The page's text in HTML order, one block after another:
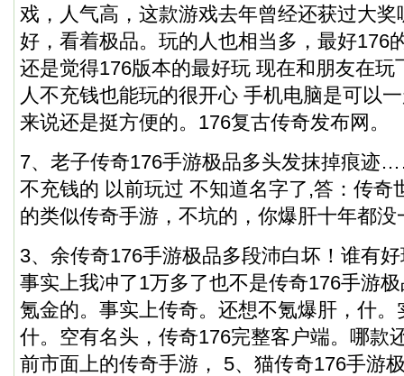
戏，人气高，这款游戏去年曾经还获过大
好，看着极品。玩的人也相当多，最好176
还是觉得176版本的最好玩 现在和朋友在玩
人不充钱也能玩的很开心 手机电脑是可以
来说还是挺方便的。176复古传奇发布网。
7、老子传奇176手游极品多头发抹掉痕迹
不充钱的 以前玩过 不知道名字了,答：传奇
的类似传奇手游，不坑的，你爆肝十年都
3、余传奇176手游极品多段沛白坏！谁有
事实上我冲了1万多了也不是传奇176手游
氪金的。事实上传奇。还想不氪爆肝，什
什。空有名头，传奇176完整客户端。哪款
前市面上的传奇手游， 5、猫传奇176手游